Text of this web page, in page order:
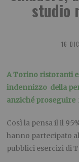
studio
16
A Torino ristoranti
indennizzo della
anziché proseguire
Così la pensa il il
hanno partecipato
pubblici esercizi di